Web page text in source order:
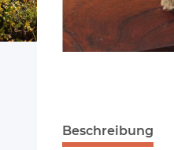
Beschreibung